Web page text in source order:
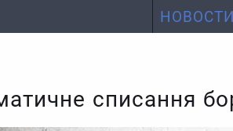
НОВОСТИ
списання